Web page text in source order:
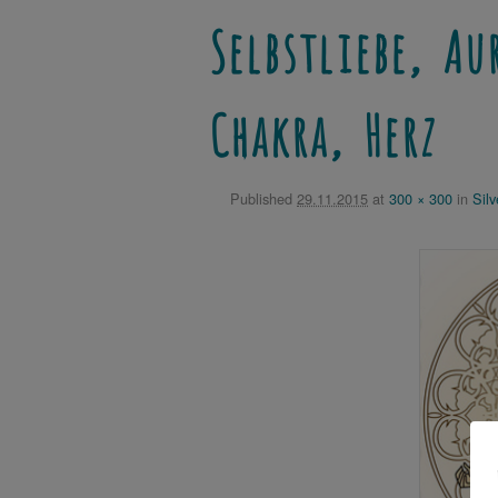
Selbstliebe,
Chakra, Herz
Published 29.11.2015 at 300 × 300 in